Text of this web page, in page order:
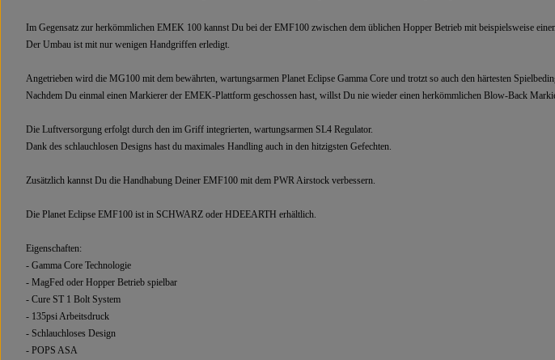
Im Gegensatz zur herkömmlichen EMEK 100 kannst Du bei der EMF100 zwischen dem üblichen Hopper Betrieb mit beispielsweise
Der Umbau ist mit nur wenigen Handgriffen erledigt.
Angetrieben wird die MG100 mit dem bewährten, wartungsarmen Planet Eclipse Gamma Core und trotzt so auch den härtesten
Nachdem Du einmal einen Markierer der EMEK-Plattform geschossen hast, willst Du nie wieder einen herkömmlichen Blow-Back
Die Luftversorgung erfolgt durch den im Griff integrierten, wartungsarmen SL4 Regulator.
Dank des schlauchlosen Designs hast du maximales Handling auch in den hitzigsten Gefechten.
Zusätzlich kannst Du die Handhabung Deiner EMF100 mit dem PWR Airstock verbessern.
Die Planet Eclipse EMF100 ist in SCHWARZ oder HDEEARTH erhältlich.
Eigenschaften:
- Gamma Core Technologie
- MagFed oder Hopper Betrieb spielbar
- Cure ST 1 Bolt System
- 135psi Arbeitsdruck
- Schlauchloses Design
- POPS ASA